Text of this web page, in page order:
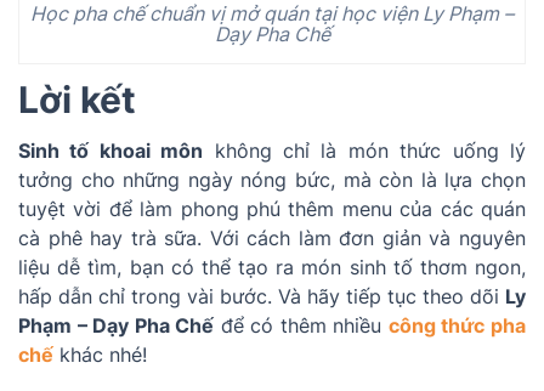
Học pha chế chuẩn vị mở quán tại học viện Ly Phạm –
Dạy Pha Chế
Lời kết
Sinh tố khoai môn không chỉ là món thức uống lý
tưởng cho những ngày nóng bức, mà còn là lựa chọn
tuyệt vời để làm phong phú thêm menu của các quán
cà phê hay trà sữa. Với cách làm đơn giản và nguyên
liệu dễ tìm, bạn có thể tạo ra món sinh tố thơm ngon,
hấp dẫn chỉ trong vài bước. Và hãy tiếp tục theo dõi Ly
Phạm – Dạy Pha Chế để có thêm nhiều công thức pha
chế khác nhé!